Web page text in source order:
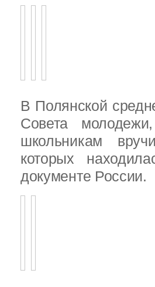
В Полянской
Совета
школьникам
которых
документе России.